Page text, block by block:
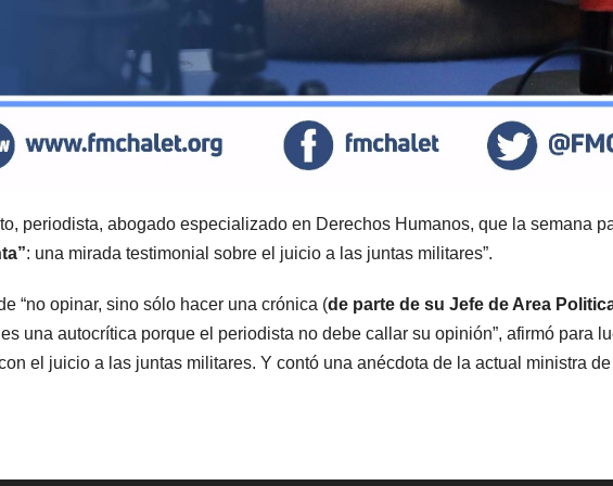
periodista, abogado especializado en Derechos Humanos, que la semana
: una mirada testimonial sobre el juicio a las juntas militares”.
“no opinar, sino sólo hacer una crónica (de parte de su Jefe de Area
una autocrítica porque el periodista no debe callar su opinión”, afirmó para
el juicio a las juntas militares. Y contó una anécdota de la actual ministra de